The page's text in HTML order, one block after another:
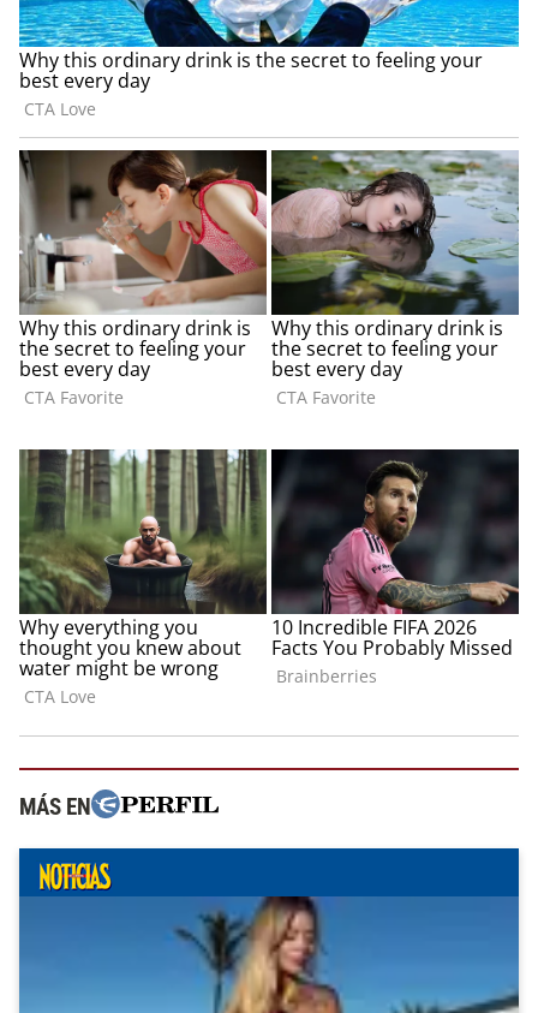
MÁS EN